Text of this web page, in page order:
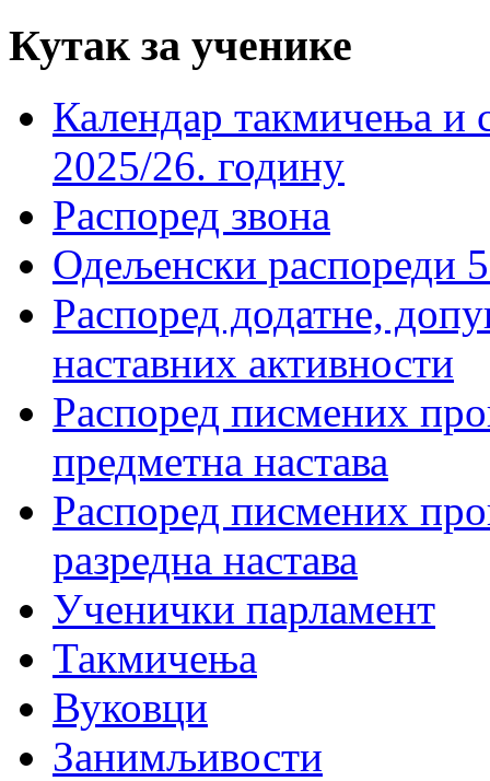
Кутак за ученике
Календар такмичења
2025/26. годину
Распоред звона
Одељенски распореди
Распоред додатне,
наставних активности
Распоред писмених
предметна настава
Распоред писмених
разредна настава
Ученички парламент
Такмичења
Вуковци
Занимљивости